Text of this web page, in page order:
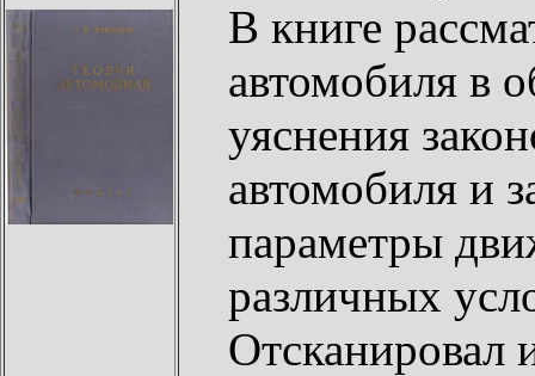
В книге
автомобиля в
уяснения
автомобиля и
параметры
различных
Отсканировал